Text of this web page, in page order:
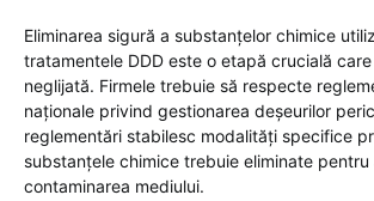
Eliminarea sigură a substanțelor chimice
tratamentele DDD este o etapă crucială
neglijată. Firmele trebuie să respecte
naționale privind gestionarea deșeurilor
reglementări stabilesc modalități specifice
substanțele chimice trebuie eliminate
contaminarea mediului.